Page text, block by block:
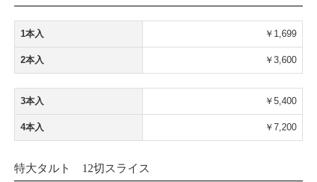
1本入 ￥1,699
2本入 ￥3,600
3本入 ￥5,400
4本入 ￥7,200
特大タルト 12切スライス